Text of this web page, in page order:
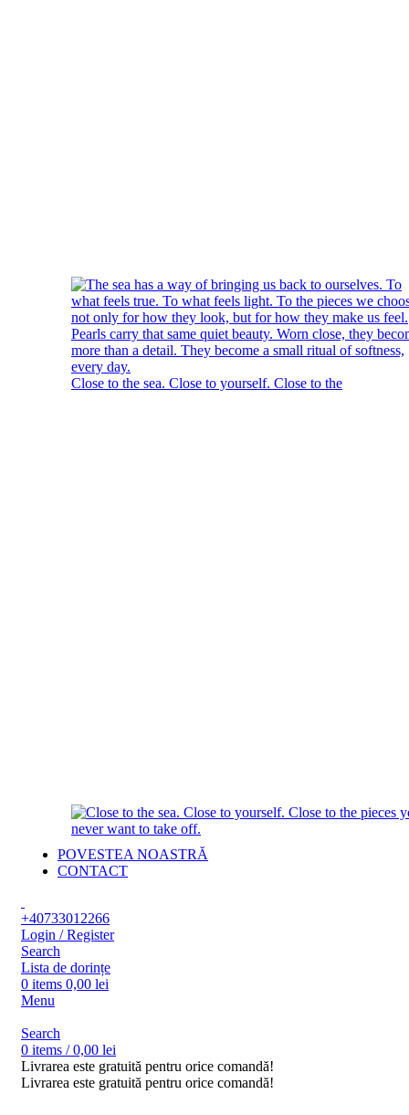
Close to the sea. Close to yourself. Close to the
POVESTEA NOASTRĂ
CONTACT
+40733012266
Login / Register
Search
Lista de dorințe
0 items 0,00 lei
Menu
Search
0 items / 0,00 lei
Livrarea este gratuită pentru orice comandă!
Livrarea este gratuită pentru orice comandă!